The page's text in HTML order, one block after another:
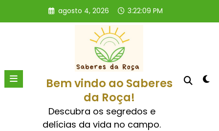
o
agosto 4, 2026 3:22:10 PM
Bem vindo ao Saberes
da Roça!
Descubra os segredos e
delícias da vida no campo.